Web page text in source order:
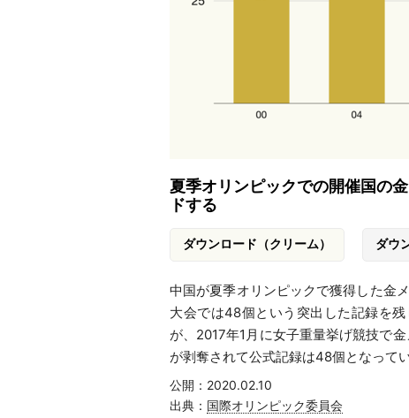
夏季オリンピックでの開催国の
ドする
ダウンロード（クリーム） ダウ
中国が夏季オリンピックで獲得した金
大会では48個という突出した記録を
が、2017年1月に女子重量挙げ競技で
が剥奪されて公式記録は48個となってい
公開：2020.02.10
出典： 国際オリンピック委員会